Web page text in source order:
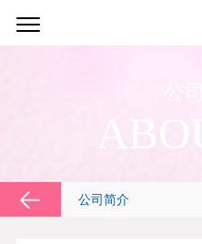
公
公司简介